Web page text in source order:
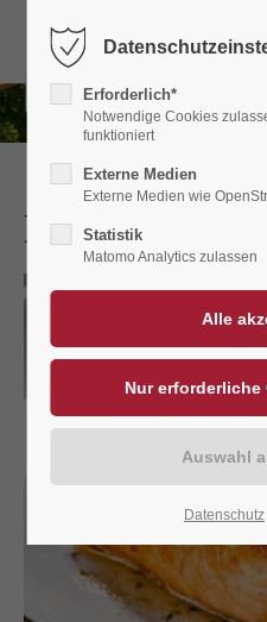
Fischkarte
Erforderlich*
Notwendige Cookies
funktioniert
Externe Medien
Externe Medien wie
Statistik
Matomo Analytics zulassen
Datenschutz